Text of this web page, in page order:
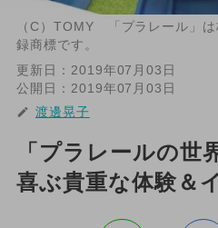
（C）TOMY 「プラレール」
録商標です。
更新日： 2019年07月03日
公開日： 2019年07月03日
渡邊晃子
「プラレールの
喜ぶ貴重な体験＆